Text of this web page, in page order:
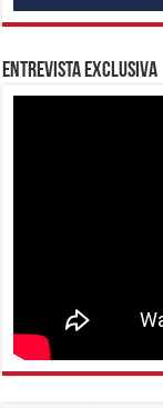
Entrevista Exclusiva